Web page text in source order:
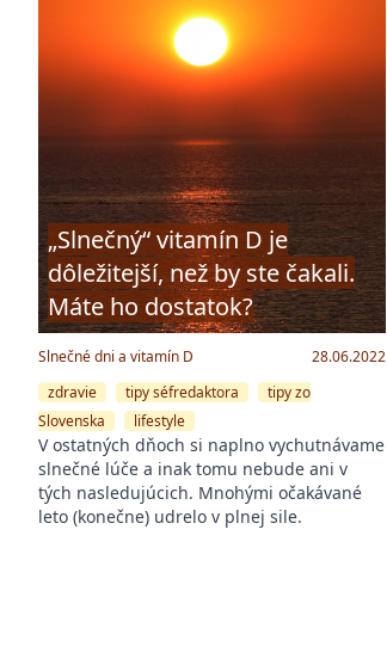
„Slnečný“ vitamín D je
dôležitejší, než by ste čakali.
Máte ho dostatok?
Slnečné dni a vitamín D
28.06.2022
zdravie
tipy séfredaktora
tipy zo
Slovenska
lifestyle
V ostatných dňoch si naplno vychutnávame
slnečné lúče a inak tomu nebude ani v
tých nasledujúcich. Mnohými očakávané
leto (konečne) udrelo v plnej sile.